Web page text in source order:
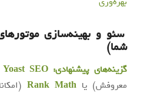
سئو و بهینه‌سازی
شما)
گزینه‌های پیشنهادی: Yoast SEO
معروفش) یا Rank Math